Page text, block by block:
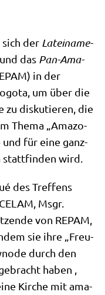
der Latein­ame­
das Pan-Ama­
in der
um über die
zu dis­ku­tie­ren, die
The­ma „Ama­zo­
und für eine ganz­
statt­fin­den wird.
des Tref­fens
Msgr.
von REPAM,
sie ihre „Freu­
durch den
haben ,
Kir­che mit ama­